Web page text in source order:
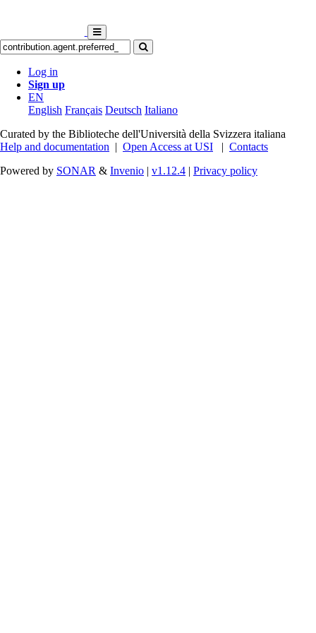
Log in
Sign up
EN
English Français Deutsch Italiano
Curated by the Biblioteche dell'Università della Svizzera italiana
Help and documentation | Open Access at USI | Contacts
Powered by SONAR & Invenio | v1.12.4 | Privacy policy